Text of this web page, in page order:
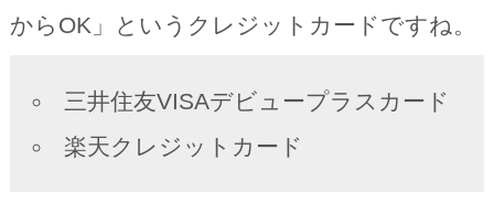
からOK」というクレジットカードですね。
三井住友VISAデビュープラスカード
楽天クレジットカード